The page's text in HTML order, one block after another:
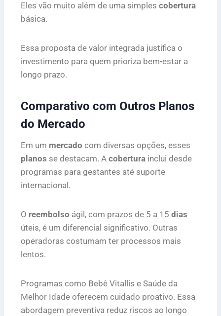
Eles vão muito além de uma simples cobertura
básica.
Essa proposta de valor integrada justifica o
investimento para quem prioriza bem-estar a
longo prazo.
Comparativo com Outros Planos
do Mercado
Em um mercado com diversas opções, esses
planos se destacam. A cobertura inclui desde
programas para gestantes até suporte
internacional.
O reembolso ágil, com prazos de 5 a 15 dias
úteis, é um diferencial significativo. Outras
operadoras costumam ter processos mais
lentos.
Programas como Bebê Vitallis e Saúde da
Melhor Idade oferecem cuidado proativo. Essa
abordagem preventiva reduz riscos ao longo